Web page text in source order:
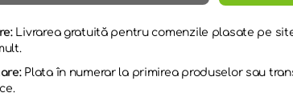
Livrarea gratuită pentru comenzile plasate pe
Plata în numerar la primirea produselor sau